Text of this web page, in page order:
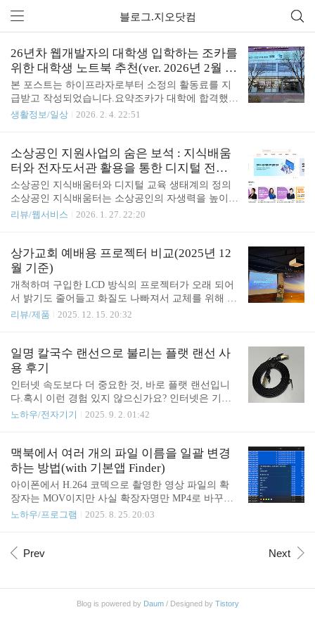
블로그.지오닷컴
26년차 웹개발자의 대학생 입학하는 조카를
위한 대학생 노트북 추천(ver. 2026년 2월 기
준)
본 포스트는 하이프라자로부터 소정의 활동료를 지
급받고 작성되었습니다.요약조카가 대학에 합격했다
며 노트북이 필요하다는 연락이 왔다. 대학 생활을
김해본점을 찾았다. 개강 후에는 수업과 과제, 팀 프
로젝트 등으로 노트북을 들고 이동하는 일이 잦아 휴
대성과 기본 성능을 중심으로 살펴봤다. 매장에서 확
인한 제품은 2026년형 LG그램 신모델 3종으로, 초경
량 플래그십 LG그램 Pro AI, 태블릿 겸용 Pro AI 360,
일반형 LG그램 AI까지 비교하며, 대학생 노트북 선
해봤다.조카가 벌써 대학교에 간다고 노트북이 필요
하다고 카톡이 왔어. 아버지는 내게 골..
생활정보/일상 2026. 2. 4. 22:51
소상공인 지원사업의 숨은 보석 : 지식배움
터와 전자도서관 활용을 통한 디지털 전환
실전 가이드
소상공인 지식배움터와 디지털 교육 생태계의 정의
소상공인 지식배움터는 소상공인의 자생력을 높이기
위해 중소벤처기업부와 소상공인시장진흥공단이 구
1,472건 이상의 방대한 온라인 교육 콘텐츠를 제공하
고 있다. 지식배움터의 교육 과정은 창업 준비 단계
부터 성장기, 그리고 폐업 및 재기를 준비하는 시기
까지 사업의 전 주기를 지원하는 것이 특징이다.이
생태계 내에서 제공되는 교육은 단순한 이론 교육에
그치지 않고, 마케팅, 세무, 노무, 법률 등 실무 지식
공지능 학습관을 통해 챗GPT(ChatGPT), 제미나이(G
emini), 퍼플렉시티(Perplexity)와 ..
리뷰/웹서비스 2026. 1. 27. 22:20
상가교회 예배용 프로젝터 비교(2025년 12
월 기준)
개척하며 구입한 LCD 방식의 프로젝터가 오래 되어
서 밝기도 줄어들고 화질도 나빠져서 교체를 위해 제
품들을 알아보았습니다. 상가 교회라 조명이 적은 상
이제 안 나오더라구요. 비교적 출시된 지 오래된 제
품 중에 가격대별로 제품을 골라 보았습니다. 이번에
프로젝터를 교체하는 이유는 화면이 어두워지고 색
상도 노란끼가 돌아서 입니다. LCD 프로젝터를 오래
사용하면 생기는 문제지요. 그래서 이번에는 가능하
면 DLP 방식의 프로젝터를 구입하려고 생각 중입니
과하는 방식의 LCD 보다 명암비가 높고 관리가 용이
하고 내구성이 좋다는 장점이 있습니다. 광원의 방식
도 램..
리뷰/제품 2025. 12. 15. 20:32
일명 칼국수 랜선으로 불리는 플랫 랜선 사
용 후기
인터넷 속도보다 더 중요한 것, 바로 플랫 랜선입니
다.혹시 이런 경험 있지 않으신가요? 인터넷은 기가
인터넷인데,집은 뒤엉킨 케이블 때문에 전선 덩어리
가 너무 느리다구요!이제는 선택의 문제가 아닙니다.
깔끔하고 안정적인 네트워크 환경을 원한다면,플랫
랜선은 필수품 입니다. 왜 꼭 플랫 랜선이어야 할까
요? 1. 숨겨지듯 깔리는 케이블, 인테리어의 완성벽
을 따라, 바닥 카펫 아래, 심지어 문틈에도 플랫 랜선
은 지나간 흔적조차 남기지 않습니다.집이나 사무실
2. 기가인터넷의 속도를 100% 활용‘얇으니까 성능이
부족하지 않을까?’라고 생각하셨다면 ..
노하우/전자기기 2025. 9. 2. 01:42
맥북에서 여러 개의 파일 이름을 일괄 변경
하는 방법(with 기본앱 Finder)
아이폰에서 H.264 코덱으로 촬영한 영상 파일의 확
장자는 MOV이지만 사실 확장자명만 MP4로 바꾸어
도 인식이 가능합니다. 웹 서비스 중에는 MP4 파일
괄 수정 방법은 간단합니다. 1. 맥북에서 파인더로 수
창에서 찾기 폼에 .mov 를, 대치할 단어 폼에 .mp4 를
노하우/프로그램 2025. 8. 25. 20:03
Prev Next
Blog is powered by Daum/ Designed by Tistory